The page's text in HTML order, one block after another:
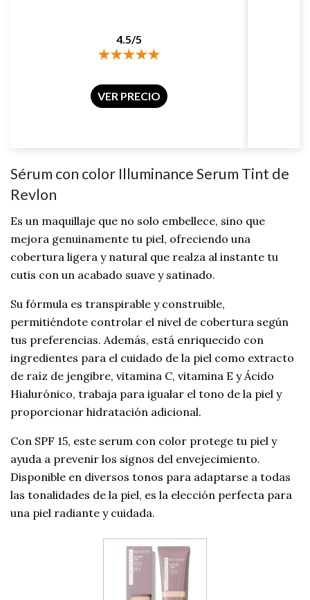
4.5/5
VER PRECIO
Sérum con color Illuminance Serum Tint de
Revlon
Es un maquillaje que no solo embellece, sino que
mejora genuinamente tu piel, ofreciendo una
cobertura ligera y natural que realza al instante tu
cutis con un acabado suave y satinado.
Su fórmula es transpirable y construible,
permitiéndote controlar el nivel de cobertura según
tus preferencias. Además, está enriquecido con
ingredientes para el cuidado de la piel como extracto
de raíz de jengibre, vitamina C, vitamina E y Ácido
Hialurónico, trabaja para igualar el tono de la piel y
proporcionar hidratación adicional.
Con SPF 15, este serum con color protege tu piel y
ayuda a prevenir los signos del envejecimiento.
Disponible en diversos tonos para adaptarse a todas
las tonalidades de la piel, es la elección perfecta para
una piel radiante y cuidada.